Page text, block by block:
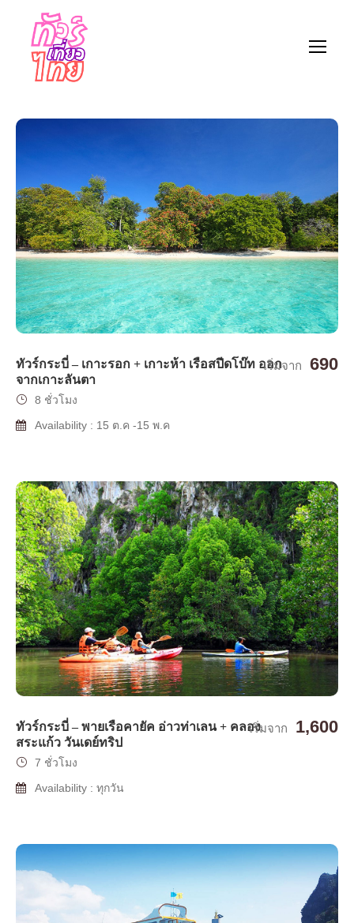
ทัวร์กระบี่ – เกาะรอก + เกาะห้า เรือสปีดโบ๊ท ออก
จากเกาะลันตา
เริ่มจาก 690
8 ชั่วโมง
Availability : 15 ต.ค -15 พ.ค
ทัวร์กระบี่ – พายเรือคายัค อ่าวท่าเลน + คลอง
สระแก้ว วันเดย์ทริป
เริ่มจาก 1,600
7 ชั่วโมง
Availability : ทุกวัน